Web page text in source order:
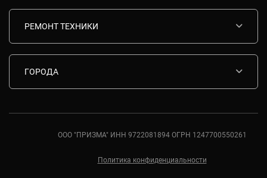
Комплектующие
Контакты
РЕМОНТ ТЕХНИКИ
Ремонт кондиционеров Bosch
ГОРОДА
Санкт-Петербург
ООО "ПРИЗМА" ИНН 9722081894 ОГРН 1247700550261
Политика конфиденциальности